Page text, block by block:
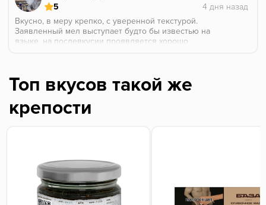
5
Вкусно, в меру крепко, с уверенной текстурой.
Заявленный мел выступает будто бы известью на
языке, на послевкусии проявляется хорошо
Топ вкусов такой же
крепости